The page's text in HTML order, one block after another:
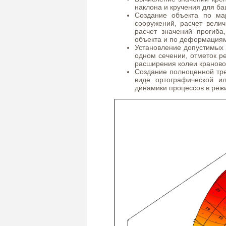
наклона и кручения для
Создание объекта по
сооружений, расчет
расчет значений
объекта и по
Установление допустимых
одном сечении, отметок
расширения колеи
Создание полноценной
виде ортографической
динамики процессов в